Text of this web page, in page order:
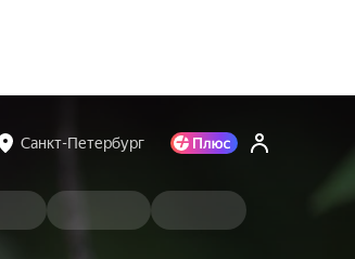
Санкт-Петербург